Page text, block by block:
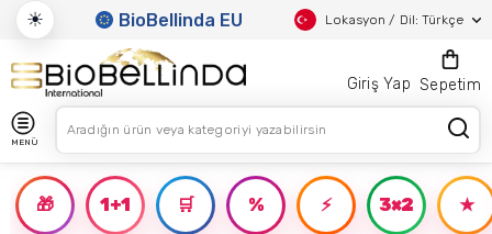
☀ BioBellinda EU Lokasyon / Dil: Türkçe
Giriş Yap Sepetim
MENÜ
🎁 1+1 🛒 % ⚡ 3×2 ★